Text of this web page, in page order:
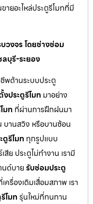
ายอะไหล่ประตูรีโมทที่มี
วงจร โดยช่างซ่อม
บุรี-ระยอง
พด้านระบบประตู
ประตูรีโมทมาอย่าง
มทที่ผ่านการฝึกฝนมา
บานสวิง หรือบานซ้อน
รีโมท ทุกรูปแบบ
ย ประตูไม่ทำงาน เรามี
ด์บาย รับซ่อมประตู
รื่องเดิมเสื่อมสภาพ เรา
โมทรุ่นใหม่ที่ทนทาน